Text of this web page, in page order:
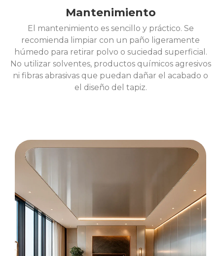
Mantenimiento
El mantenimiento es sencillo y práctico. Se
recomienda limpiar con un paño ligeramente
húmedo para retirar polvo o suciedad superficial.
No utilizar solventes, productos químicos agresivos
ni fibras abrasivas que puedan dañar el acabado o
el diseño del tapiz.